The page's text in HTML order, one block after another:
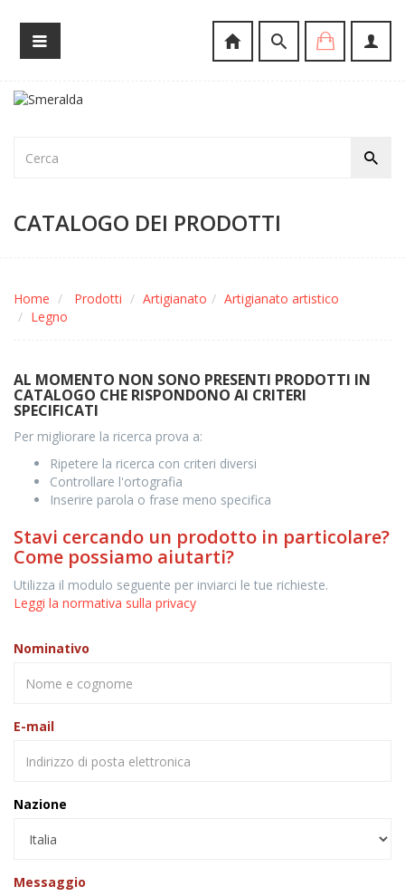
CATALOGO DEI PRODOTTI
Home Prodotti Artigianato
Artigianato artistico
Legno
AL MOMENTO NON SONO PRESENTI PRODOTTI IN
CATALOGO CHE RISPONDONO AI CRITERI
SPECIFICATI
Per migliorare la ricerca prova a:
Ripetere la ricerca con criteri diversi
Controllare l'ortografia
Inserire parola o frase meno specifica
Stavi cercando un prodotto in particolare?
Come possiamo aiutarti?
Utilizza il modulo seguente per inviarci le tue richieste.
Leggi la normativa sulla privacy
Nominativo
E-mail
Nazione
Messaggio